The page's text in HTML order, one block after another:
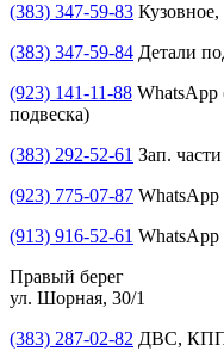
(383) 347-59-83 Кузовное,
(383) 347-59-84 Детали
(923) 141-11-88 WhatsApp
подвеска)
(383) 292-52-61 Зап.
(923) 775-07-87
(913) 916-52-61 WhatsApp
Правый берег
ул. Шорная, 30/1
(383) 287-02-82 ДВС,